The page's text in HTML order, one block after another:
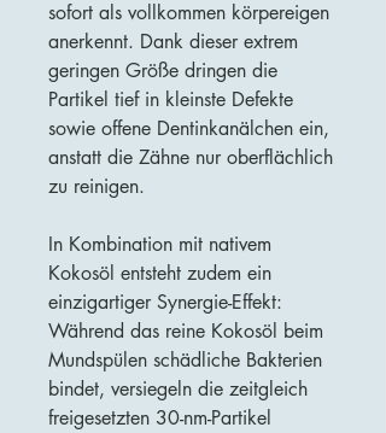
sofort als vollkommen körpereigen
anerkennt. Dank dieser extrem
geringen Größe dringen die
Partikel tief in kleinste Defekte
sowie offene Dentinkanälchen ein,
anstatt die Zähne nur oberflächlich
zu reinigen.
In Kombination mit nativem
Kokosöl entsteht zudem ein
einzigartiger Synergie-Effekt:
Während das reine Kokosöl beim
Mundspülen schädliche Bakterien
bindet, versiegeln die zeitgleich
freigesetzten 30-nm-Partikel